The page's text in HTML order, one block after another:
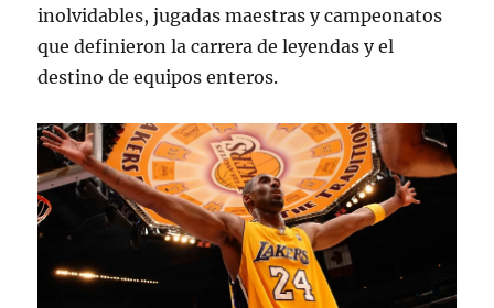
inolvidables, jugadas maestras y campeonatos
que definieron la carrera de leyendas y el
destino de equipos enteros.